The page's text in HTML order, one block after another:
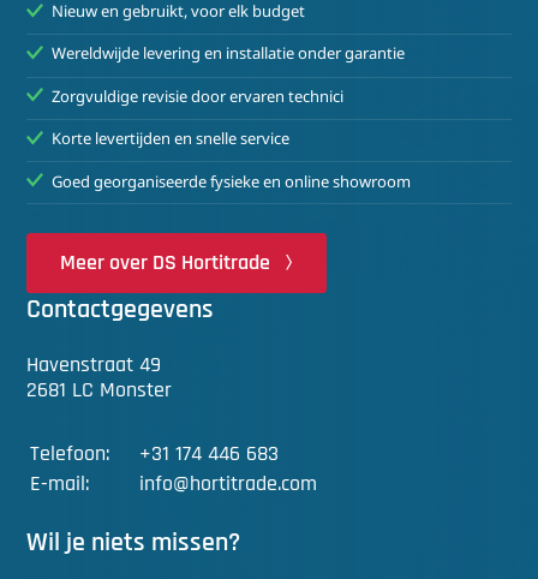
Nieuw en gebruikt, voor elk budget
Wereldwijde levering en installatie onder garantie
Zorgvuldige revisie door ervaren technici
Korte levertijden en snelle service
Goed georganiseerde fysieke en online showroom
Meer over DS Hortitrade
Contactgegevens
Havenstraat 49
2681 LC Monster
Telefoon:
+31 174 446 683
E-mail:
info@hortitrade.com
Wil je niets missen?